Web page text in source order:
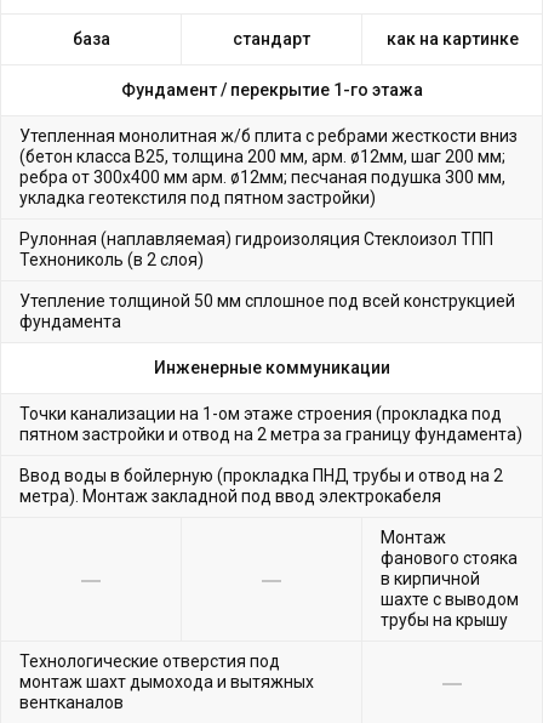
база стандарт как на картинке
Фундамент / перекрытие 1-го этажа
Утепленная монолитная ж/б плита с ребрами жесткости вниз
(бетон класса В25, толщина 200 мм, арм. ø12мм, шаг 200 мм;
ребра от 300х400 мм арм. ø12мм; песчаная подушка 300 мм,
укладка геотекстиля под пятном застройки)
Рулонная (наплавляемая) гидроизоляция Стеклоизол ТПП
Технониколь (в 2 слоя)
Утепление толщиной 50 мм сплошное под всей конструкцией
фундамента
Инженерные коммуникации
Точки канализации на 1-ом этаже строения (прокладка под
пятном застройки и отвод на 2 метра за границу фундамента)
Ввод воды в бойлерную (прокладка ПНД трубы и отвод на 2
метра). Монтаж закладной под ввод электрокабеля
Монтаж
фанового стояка
в кирпичной
шахте с выводом
трубы на крышу
Технологические отверстия под
монтаж шахт дымохода и вытяжных
вентканалов